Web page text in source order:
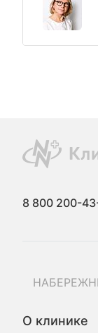
8 800 200-
О клинике